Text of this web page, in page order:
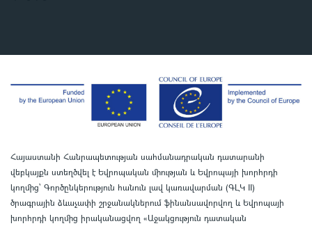
Հայաստանի Հանրապետության սահմանադրական դատարանի
վեբկայքն ստեղծվել է Եվրոպական միության և Եվրոպայի խորհրդի
կողմից՝ Գործընկերություն հանուն լավ կառավարման (ԳԼԿ II)
ծրագրային ձևաչափի շրջանակներում ֆինանսավորվող և Եվրոպայի
խորհրդի կողմից իրականացվող «Աջակցություն դատական